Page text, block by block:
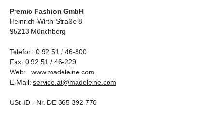
Premio Fashion GmbH
Heinrich-Wirth-Straße 8
95213 Münchberg
Telefon: 0 92 51 / 46-800
Fax: 0 92 51 / 46-229
Web: www.madeleine.com
E-Mail: service.at@madeleine.com
USt-ID - Nr. DE 365 392 770